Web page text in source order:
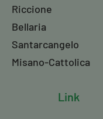
Riccione
Bellaria
Santarcangelo
Misano-Cattolica
Link